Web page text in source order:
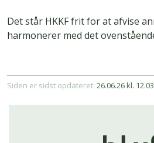
Det står HKKF frit for at afvise
harmonerer med det
Siden er sidst opdateret: 26.06.26 kl. 12.03